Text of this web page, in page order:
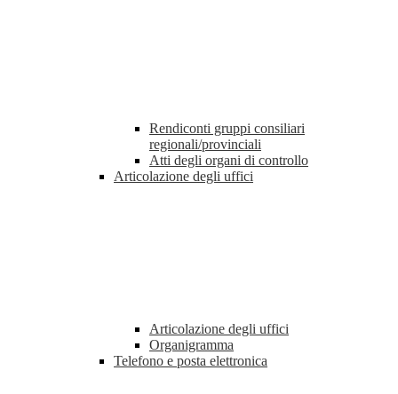
Rendiconti gruppi consiliari
regionali/provinciali
Atti degli organi di controllo
Articolazione degli uffici
Articolazione degli uffici
Organigramma
Telefono e posta elettronica